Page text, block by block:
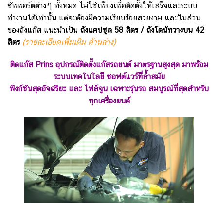
ซัพพอร์ตต่างๆ ทั้งหมด ไม่ใช่เพียงเพื่อติดตั้งให้เสร็จและระบบ
ทำงานได้เท่านั้น แต่จะต้องมีความเรียบร้อยสวยงาม และในส่วน
ของถังแก๊ส แนะนำเป็น ถังแคปซูล 58 ลิตร / ถังโดนัทวางบน 42
ลิตร (รายละเอียดเพิ่มเติม ด้านล่าง)
ติดแก๊ส Prins อุปกรณ์ติดตั้งแก๊สรถยนต์ มาตรฐานสูงสุด มาพร้อม
ระบบเทคโนโลยี ซอฟต์แวร์ที่ล้ำสมัย
ฟังก์ชันสุดอัจฉริยะ และ ไฟล์จูน เฉพาะรุ่นรถ สมบูรณ์ที่สุดสำหรับ
ทุกเครื่องยนต์